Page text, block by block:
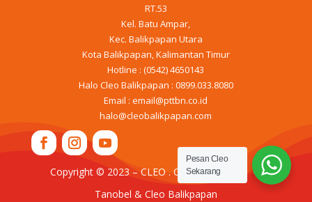
RT.53
Kel. Batu Ampar,
Kec. Balikpapan Utara
Kota Balikpapan, Kalimantan Timur
Hotline : (0542) 4650143
Halo Cleo Balikpapan : 0899.033.8080
Email :email@pttbn.co.id
halo@cleobalikpapan.com
Copyright © 2023 – CLEO . Cleo Pure Water –
Tanobel & Cleo Balikpapan
Pesan Cleo
Sekarang